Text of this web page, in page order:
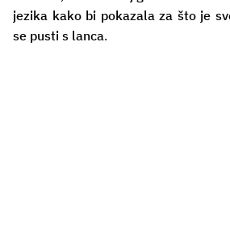
jezika kako bi pokazala za što je
se pusti s lanca.